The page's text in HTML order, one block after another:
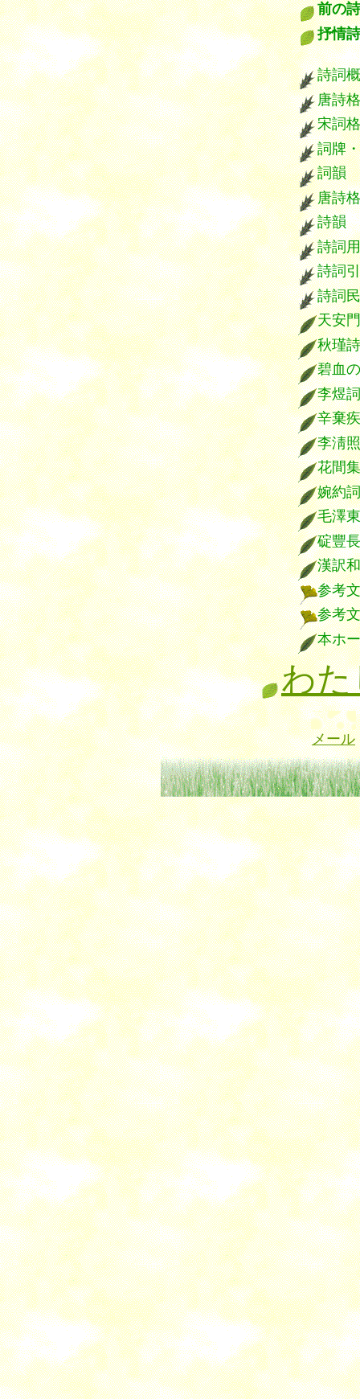
前の
抒情
詩詞
唐詩
宋詞
詞牌
詞韻
唐詩
詩韻
詩詞
詩詞
詩詞
天安
秋瑾
碧血
李煜詞
辛棄
李淸
花間集
婉約
毛澤
碇豐
漢訳
参考
参考
本ホ
わ
メール